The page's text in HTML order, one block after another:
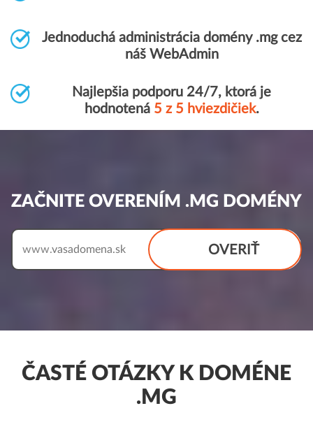
Jednoduchá administrácia domény .mg cez
náš WebAdmin
Najlepšia podporu 24/7, ktorá je
hodnotená 5 z 5 hviezdičiek.
ZAČNITE OVERENÍM .MG DOMÉNY
OVERIŤ
www.
ČASTÉ OTÁZKY K DOMÉNE
.MG